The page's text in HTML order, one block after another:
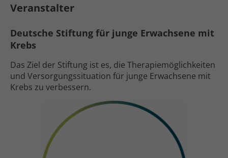
Veranstalter
Deutsche Stiftung für junge Erwachsene mit
Krebs
Das Ziel der Stiftung ist es, die Therapie­möglich­keiten
und Versorgungs­situation für junge Erwachsene mit
Krebs zu verbessern.